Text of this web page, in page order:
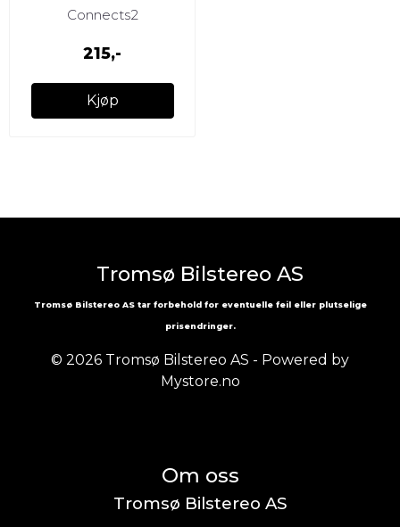
liste Mitsubishi
Connects2
215,-
Kjøp
Tromsø Bilstereo AS
Tromsø Bilstereo AS tar forbehold for eventuelle feil eller plutselige
prisendringer.
© 2026 Tromsø Bilstereo AS - Powered by
Mystore.no
Om oss
Tromsø Bilstereo AS